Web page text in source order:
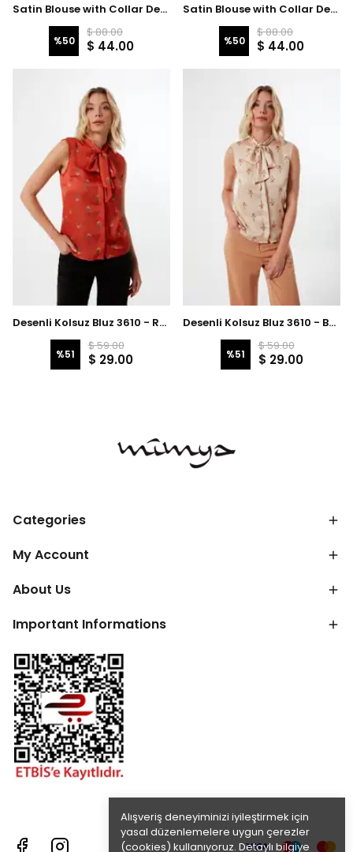
Alışveriş deneyiminizi iyileştirmek için
yasal düzenlemelere uygun çerezler
(cookies) kullanıyoruz. Detaylı bilgiye
Satin Blouse with Collar Detail 3726 - Yellow
%50
$ 88.00
$ 44.00
Satin Blouse with Collar Detail 3726 - Fuschia
%50
$ 88.00
$ 44.00
Desenli Kolsuz Bluz 3610 - Red
%51
$ 59.00
$ 29.00
Desenli Kolsuz Bluz 3610 - Beige
%51
$ 59.00
$ 29.00
Categories
My Account
About Us
Important Informations